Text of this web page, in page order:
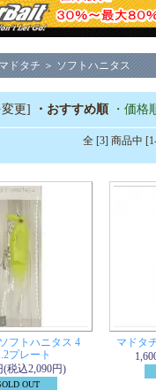
マドタチ ＞ ソフトハニタス
更] ・おすすめ順 ・価格
全 [3] 商品中
フトハニタス 4
プレート
(税込2,090円)
OUT
マドタ